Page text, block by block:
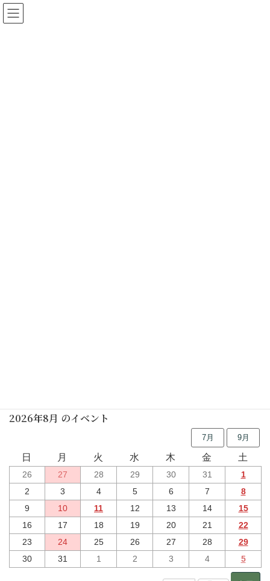
2026年8月 のイベント
7月 9月
日 月 火 水 木 金 土
26 27 28 29 30 31
1
2
3 4 5 6 7
8
9
10 11 12 13 14
15
16
17 18 19 20 21
22
23
24 25 26 27 28
29
30
31 1 2 3 4 5